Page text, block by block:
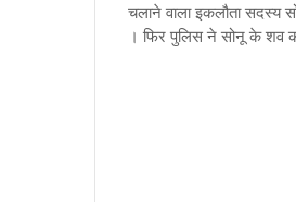
चलाने वाला इकलौता सदस्य
। फिर पुलिस ने सोनू के शव